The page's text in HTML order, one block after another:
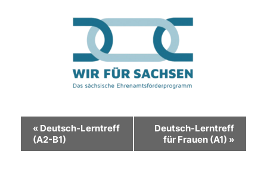
Veranstaltung-
Navigation
« Deutsch-Lerntreff
(A2-B1)
Deutsch-Lerntreff
für Frauen (A1) »